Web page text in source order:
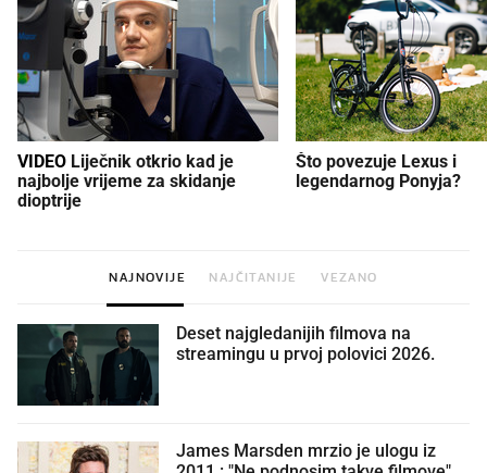
VIDEO
najbolje vrijeme za skidanje
dioptrije
Što povezuje Lexus i
legendarnog Ponyja?
NAJNOVIJE NAJČITANIJE VEZANO
Deset najgledanijih filmova na
streamingu u prvoj polovici 2026.
James Marsden mrzio je ulogu iz